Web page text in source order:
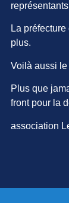
La
plus.
Voilà aussi
Plus que
front pour la
association